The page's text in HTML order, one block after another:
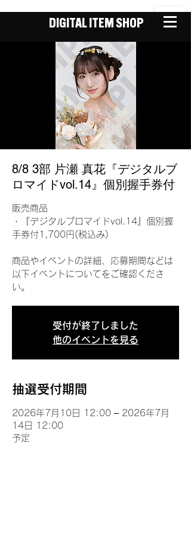
DIGITAL ITEM SHOP
8/8 3部 片瀬 真花『デジタルブ
ロマイドvol.14』個別握手券付
販売商品
・『デジタルブロマイドvol.14』個別握
手券付1,700円(税込み)
商品やイベントの詳細、応募期間などは
以下イベントについてをご確認くださ
い。
受付が終了しました
他のイベントを見る
抽選受付期間
2026年7月10日 12:00 – 2026年7月
14日 12:00
予定